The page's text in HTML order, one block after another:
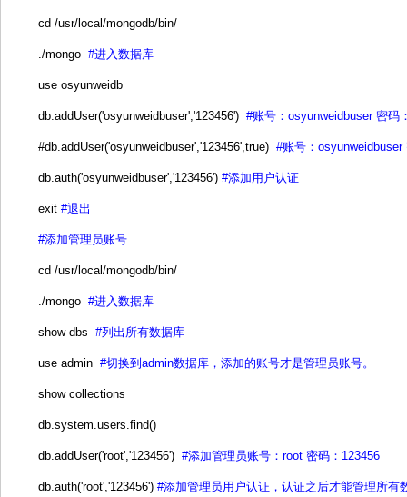
cd /usr/local/mongodb/bin/
./mongo #进入数据库
use osyunweidb
db.addUser('osyunweidbuser','123456') #账号：osyunweidbuser 密码
#db.addUser('osyunweidbuser','123456',true) #账号：
db.auth('osyunweidbuser','123456') #添加用户认证
exit #退出
#添加管理员账号
cd /usr/local/mongodb/bin/
./mongo #进入数据库
show dbs #列出所有数据库
use admin #切换到admin数据库，添加的账号才是管理员账号。
show collections
db.system.users.find()
db.addUser('root','123456') #添加管理员账号：root 密码：123456
db.auth('root','123456') #添加管理员用户认证，认证之后才能管理所有